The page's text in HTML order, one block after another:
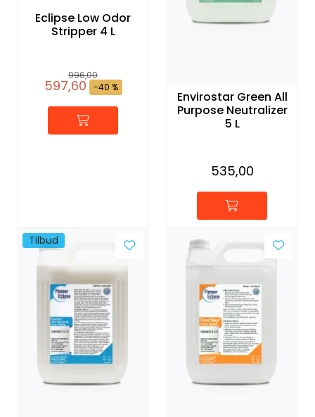
Eclipse Low Odor
Stripper 4 L
996,00
597,60 -40 %
Envirostar Green All
Purpose Neutralizer
5 L
535,00
Tilbud